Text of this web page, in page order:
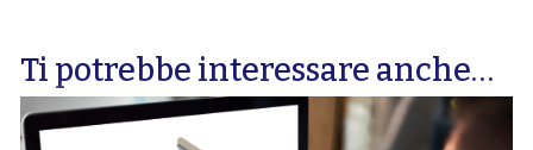
Ti potrebbe interessare anche…